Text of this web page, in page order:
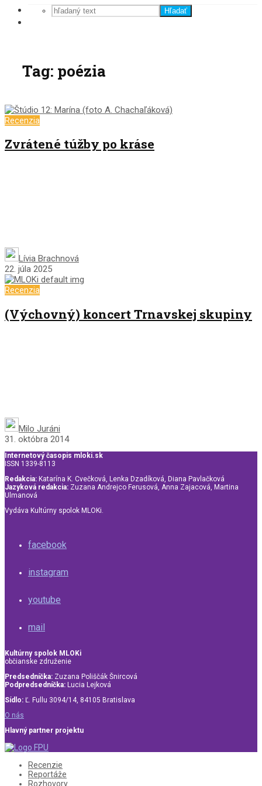
Hľadať
Tag: poézia
Recenzia
Zvrátené túžby po kráse
Lívia Brachnová
22. júla 2025
Recenzia
(Výchovný) koncert Trnavskej skupiny
Milo Juráni
31. októbra 2014
Internetový časopis mloki.sk
ISSN 1339-8113
Redakcia: Katarína K. Cvečková, Lenka Dzadíková, Diana Pavlačková
Jazyková redakcia: Zuzana Andrejco Ferusová, Anna Zajacová, Martina
Ulmanová
Vydáva Kultúrny spolok MLOKi.
facebook
instagram
youtube
mail
Kultúrny spolok MLOKi
občianske združenie
Predsedníčka: Zuzana Poliščák Šnircová
Podpredsedníčka: Lucia Lejková
Sídlo: Ľ. Fullu 3094/14, 84105 Bratislava
O nás
Hlavný partner projektu
Recenzie
Reportáže
Rozhovory